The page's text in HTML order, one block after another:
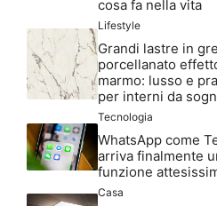
cosa fa nella vita
Lifestyle
Grandi lastre in
porcellanato
marmo: lusso e
per interni da
Tecnologia
WhatsApp come
arriva finalmente
funzione
Casa